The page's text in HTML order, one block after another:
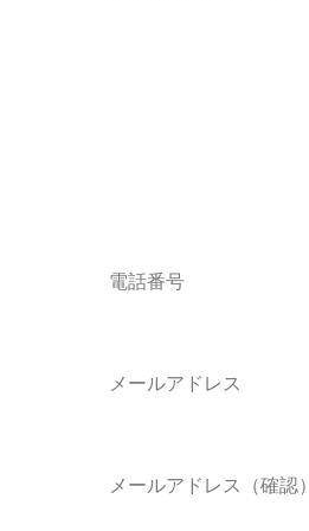
電話番号
メールアドレス
メールアドレス（確認）